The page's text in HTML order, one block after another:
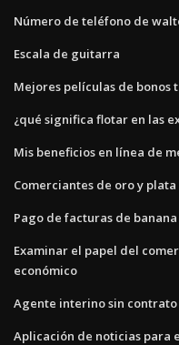
Número de teléfono de
Escala de guitarra
Mejores películas de bonos
¿qué significa flotar en las
Mis beneficios en línea de
Comerciantes de oro y plata
Pago de facturas de
Examinar el papel del
económico
Agente interino sin contrato
Aplicación de noticias para